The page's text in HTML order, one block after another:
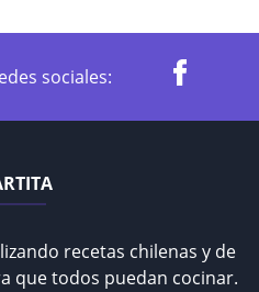
sociales:
recetas chilenas y de
que todos puedan cocinar.